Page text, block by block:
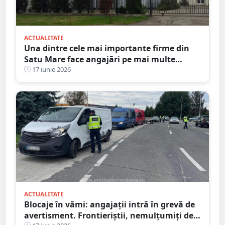
ACTUALITATE
Una dintre cele mai importante firme din
Satu Mare face angajări pe mai multe
posturi: SECRETARĂ, FREZOR CNC și
RECTIFICATOR. Salarii atractive, premii și
masă caldă
17 iunie 2026
ACTUALITATE
Blocaje în vămi: angajații intră în grevă de
avertisment. Frontieriștii, nemulțumiți de